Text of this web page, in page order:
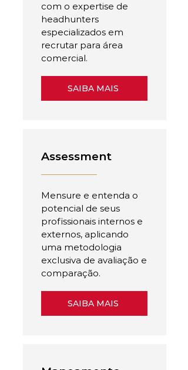
com o expertise de
headhunters
especializados em
recrutar para área
comercial.
SAIBA MAIS
Assessment
Mensure e entenda o
potencial de seus
profissionais internos e
externos, aplicando
uma metodologia
exclusiva de avaliação e
comparação.
SAIBA MAIS